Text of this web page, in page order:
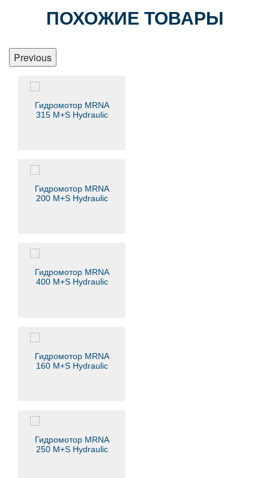
ПОХОЖИЕ ТОВАРЫ
Previous
Гидромотор MRNA
315 M+S Hydraulic
Гидромотор MRNA
200 M+S Hydraulic
Гидромотор MRNA
400 M+S Hydraulic
Гидромотор MRNA
160 M+S Hydraulic
Гидромотор MRNA
250 M+S Hydraulic